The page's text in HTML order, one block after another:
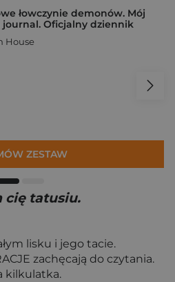
łowczynie demonów. Mój
Oficjalny dziennik
House
ZESTAW
cię tatusiu.
lisku i jego tacie.
zachęcają do czytania.
kilkulatka.